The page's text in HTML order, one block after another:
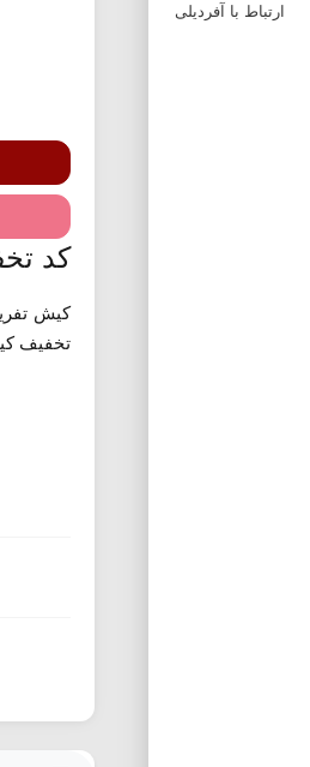
ارتباط با آفردیلی
کد
کیش
تخفیف